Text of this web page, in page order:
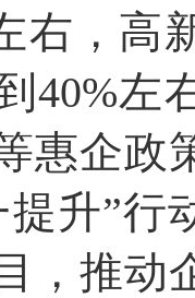
右，高
40%左
惠企政
升”行
，推动